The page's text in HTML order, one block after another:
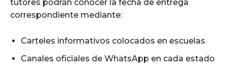
tutores podrán conocer la fecha de entrega
correspondiente mediante:
Carteles informativos colocados en escuelas
Canales oficiales de WhatsApp en cada estado